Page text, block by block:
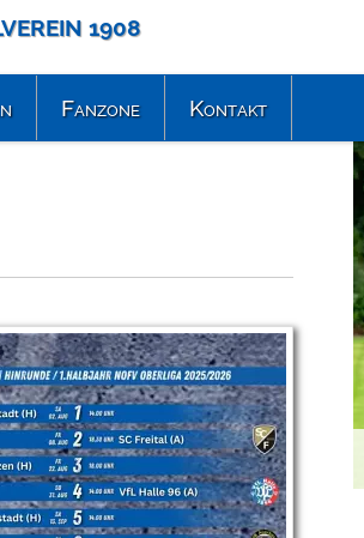
1908
Fanzone Kontakt